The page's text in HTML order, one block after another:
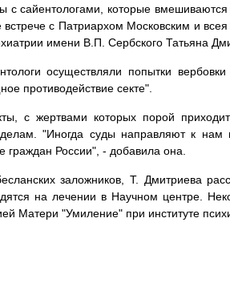
с сайентологами, которые
с Патриархом Московским и
имени В.П. Сербского Татьяна
осуществляли попытки
противодействие секте".
с жертвами которых порой
"Иногда суды направляют к нам
граждан России", - добавила она.
заложников, Т. Дмитриева
на лечении в Научном центре.
Матери "Умиление" при институте